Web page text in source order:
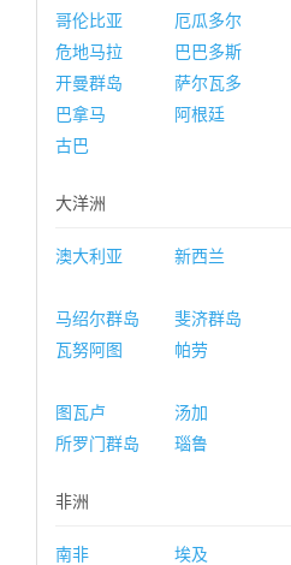
哥伦比亚
厄瓜多尔
危地马拉
巴巴多斯
开曼群岛
萨尔瓦多
巴拿马
阿根廷
古巴
大洋洲
澳大利亚 新西兰
马绍尔群岛 斐济群岛
瓦努阿图
帕劳
图瓦卢 汤加
所罗门群岛
瑙鲁
非洲
南非 埃及